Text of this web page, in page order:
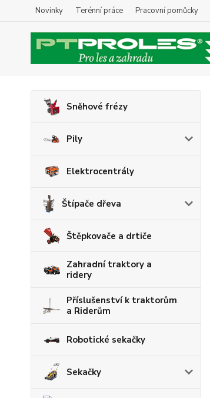
Novinky Terénní práce Pracovní pomůcky
Sněhové frézy
Pily
Elektrocentrály
Štípače dřeva
Štěpkovače a drtiče
Zahradní traktory a
ridery
Příslušenství k traktorům
a Riderům
Robotické sekačky
Sekačky